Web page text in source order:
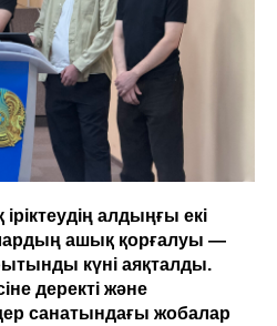
алдыңғы екі
ашық қорғалуы —
күні аяқталды.
деректі және
санатындағы жобалар